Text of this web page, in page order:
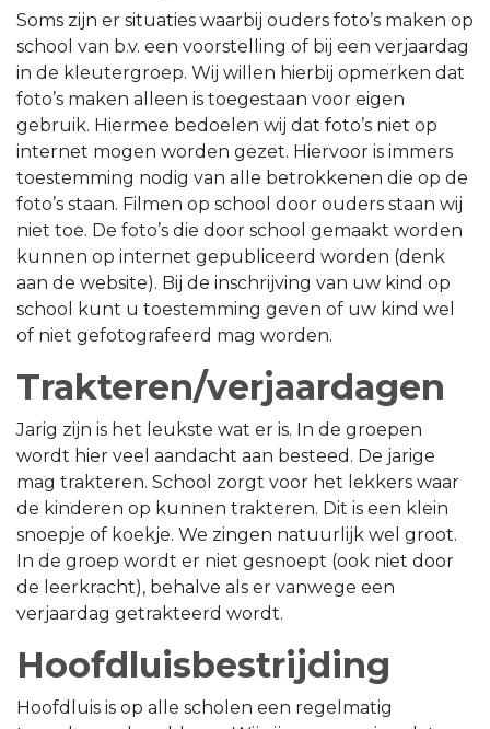
Soms zijn er situaties waarbij ouders foto’s maken op
school van b.v. een voorstelling of bij een verjaardag
in de kleutergroep. Wij willen hierbij opmerken dat
foto’s maken alleen is toegestaan voor eigen
gebruik. Hiermee bedoelen wij dat foto’s niet op
internet mogen worden gezet. Hiervoor is immers
toestemming nodig van alle betrokkenen die op de
foto’s staan. Filmen op school door ouders staan wij
niet toe. De foto’s die door school gemaakt worden
kunnen op internet gepubliceerd worden (denk
aan de website). Bij de inschrijving van uw kind op
school kunt u toestemming geven of uw kind wel
of niet gefotografeerd mag worden.
Trakteren/verjaardagen
Jarig zijn is het leukste wat er is. In de groepen
wordt hier veel aandacht aan besteed. De jarige
mag trakteren. School zorgt voor het lekkers waar
de kinderen op kunnen trakteren. Dit is een klein
snoepje of koekje. We zingen natuurlijk wel groot.
In de groep wordt er niet gesnoept (ook niet door
de leerkracht), behalve als er vanwege een
verjaardag getrakteerd wordt.
Hoofdluisbestrijding
Hoofdluis is op alle scholen een regelmatig